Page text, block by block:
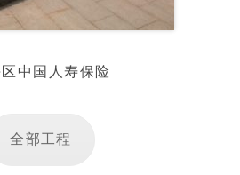
中国人寿保险
全部工程